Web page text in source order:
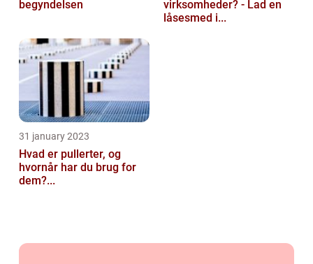
begyndelsen
virksomheder? - Lad en
låsesmed i...
31 january 2023
Hvad er pullerter, og
hvornår har du brug for
dem?...